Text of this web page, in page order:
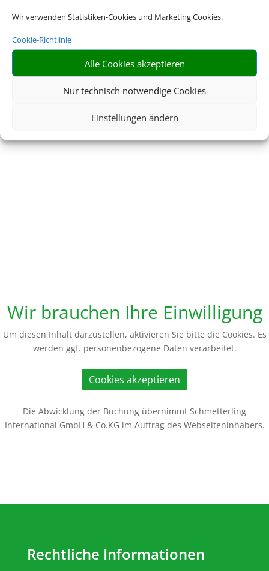
Wir verwenden Statistiken-Cookies und Marketing Cookies.
Cookie-Richtlinie
Alle Cookies akzeptieren
Nur technisch notwendige Cookies
Einstellungen ändern
Wir brauchen Ihre Einwilligung
Um diesen Inhalt darzustellen, aktivieren Sie bitte die Cookies. Es
werden ggf. personenbezogene Daten verarbeitet.
Cookies akzeptieren
Die Abwicklung der Buchung übernimmt Schmetterling
International GmbH & Co.KG im Auftrag des Webseiteninhabers.
Rechtliche Informationen